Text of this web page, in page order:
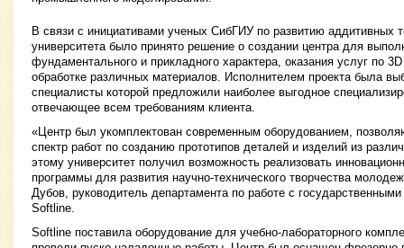
В связи с инициативами ученых СибГИУ по развитию аддитивных
университета было принято решение о создании центра для
фундаментального и прикладного характера, оказания услуг по
обработке различных материалов. Исполнителем проекта была
специалисты которой предложили наиболее выгодное
отвечающее всем требованиям клиента.
«Центр был укомплектован современным оборудованием,
спектр работ по созданию прототипов деталей и изделий из
этому университет получил возможность реализовать
программы для развития научно-технического творчества
Дубов, руководитель департамента по работе с
Softline.
Softline поставила оборудование для учебно-лабораторного